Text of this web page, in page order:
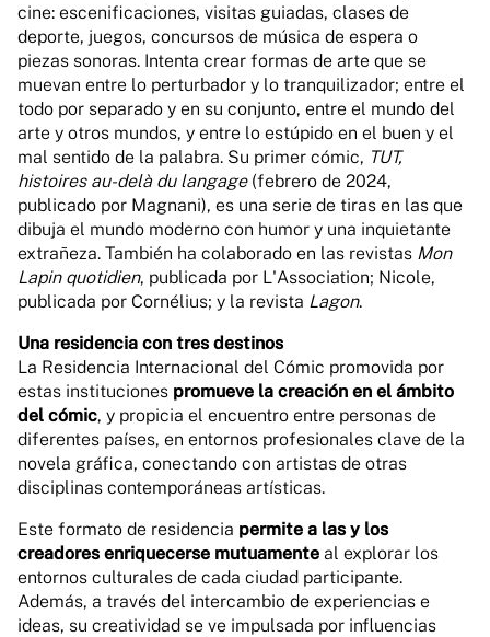
cine: escenificaciones, visitas guiadas, clases de
deporte, juegos, concursos de música de espera o
piezas sonoras. Intenta crear formas de arte que se
muevan entre lo perturbador y lo tranquilizador; entre el
todo por separado y en su conjunto, entre el mundo del
arte y otros mundos, y entre lo estúpido en el buen y el
mal sentido de la palabra. Su primer cómic, TUT,
histoires au-delà du langage(febrero de 2024,
publicado por Magnani), es una serie de tiras en las que
dibuja el mundo moderno con humor y una inquietante
extrañeza. También ha colaborado en las revistas Mon
Lapin quotidien, publicada por L'Association; Nicole,
publicada por Cornélius; y la revista Lagon.
Una residencia con tres destinos
La Residencia Internacional del Cómic promovida por
estas instituciones promueve la creación en el ámbito
del cómic, y propicia el encuentro entre personas de
diferentes países, en entornos profesionales clave de la
novela gráfica, conectando con artistas de otras
disciplinas contemporáneas artísticas.
Este formato de residencia permite a las y los
creadores enriquecerse mutuamente al explorar los
entornos culturales de cada ciudad participante.
Además, a través del intercambio de experiencias e
ideas, su creatividad se ve impulsada por influencias